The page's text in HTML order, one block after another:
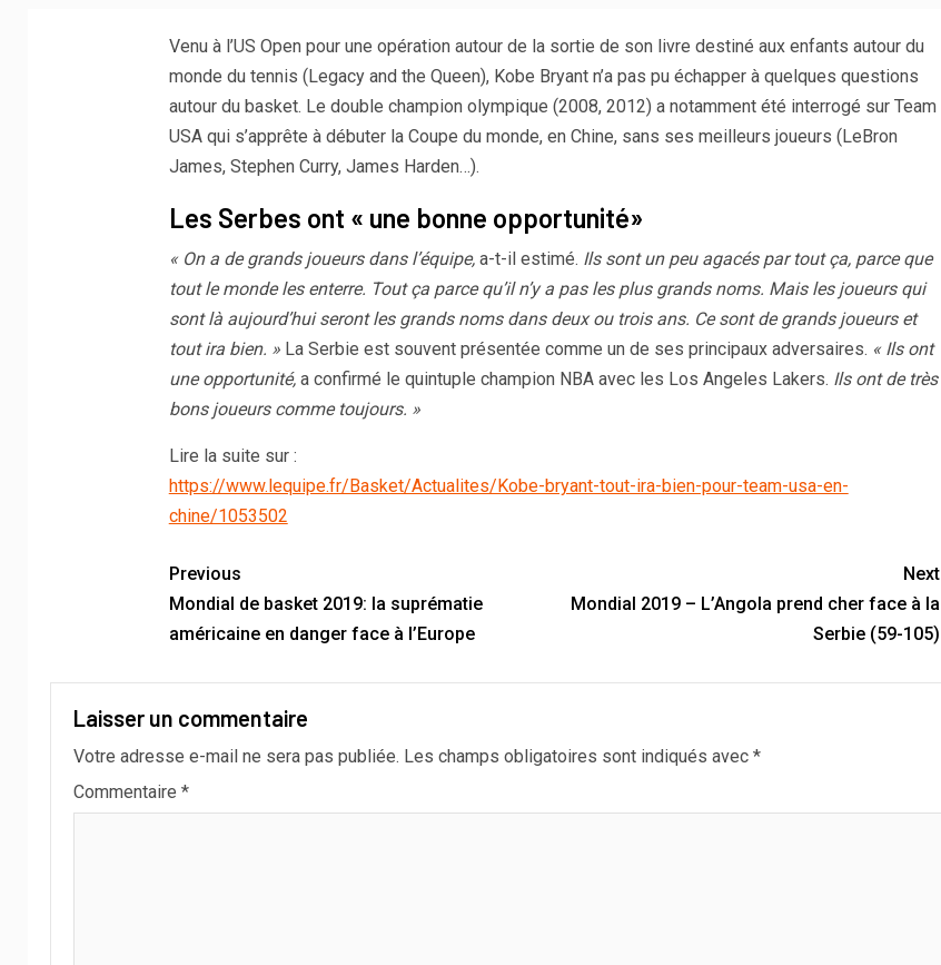
Venu à l’US Open pour une opération autour de la sortie de son livre destiné aux enfants autour du
monde du tennis (Legacy and the Queen), Kobe Bryant n’a pas pu échapper à quelques questions
autour du basket. Le double champion olympique (2008, 2012) a notamment été interrogé sur Team
USA qui s’apprête à débuter la Coupe du monde, en Chine, sans ses meilleurs joueurs (LeBron
James, Stephen Curry, James Harden…).
Les Serbes ont « une bonne opportunité»
« On a de grands joueurs dans l’équipe,a-t-il estimé. Ils sont un peu agacés par tout ça, parce que
tout le monde les enterre. Tout ça parce qu’il n’y a pas les plus grands noms. Mais les joueurs qui
sont là aujourd’hui seront les grands noms dans deux ou trois ans. Ce sont de grands joueurs et
tout ira bien. » La Serbie est souvent présentée comme un de ses principaux adversaires. « Ils ont
une opportunité,a confirmé le quintuple champion NBA avec les Los Angeles Lakers. Ils ont de très
bons joueurs comme toujours. »
Lire la suite sur :
https://www.lequipe.fr/Basket/Actualites/Kobe-bryant-tout-ira-bien-pour-team-usa-en-
chine/1053502
Previous
Mondial de basket 2019: la suprématie
américaine en danger face à l’Europe
Next
Mondial 2019 – L’Angola prend cher face à la
Serbie (59-105)
Laisser un commentaire
Votre adresse e-mail ne sera pas publiée. Les champs obligatoires sont indiqués avec *
Commentaire *